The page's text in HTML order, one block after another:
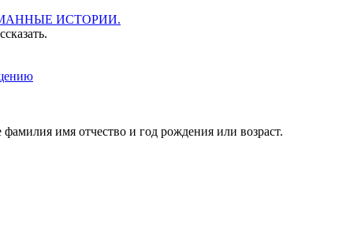
ИСТОРИИ.
имя отчество и год рождения или возраст.